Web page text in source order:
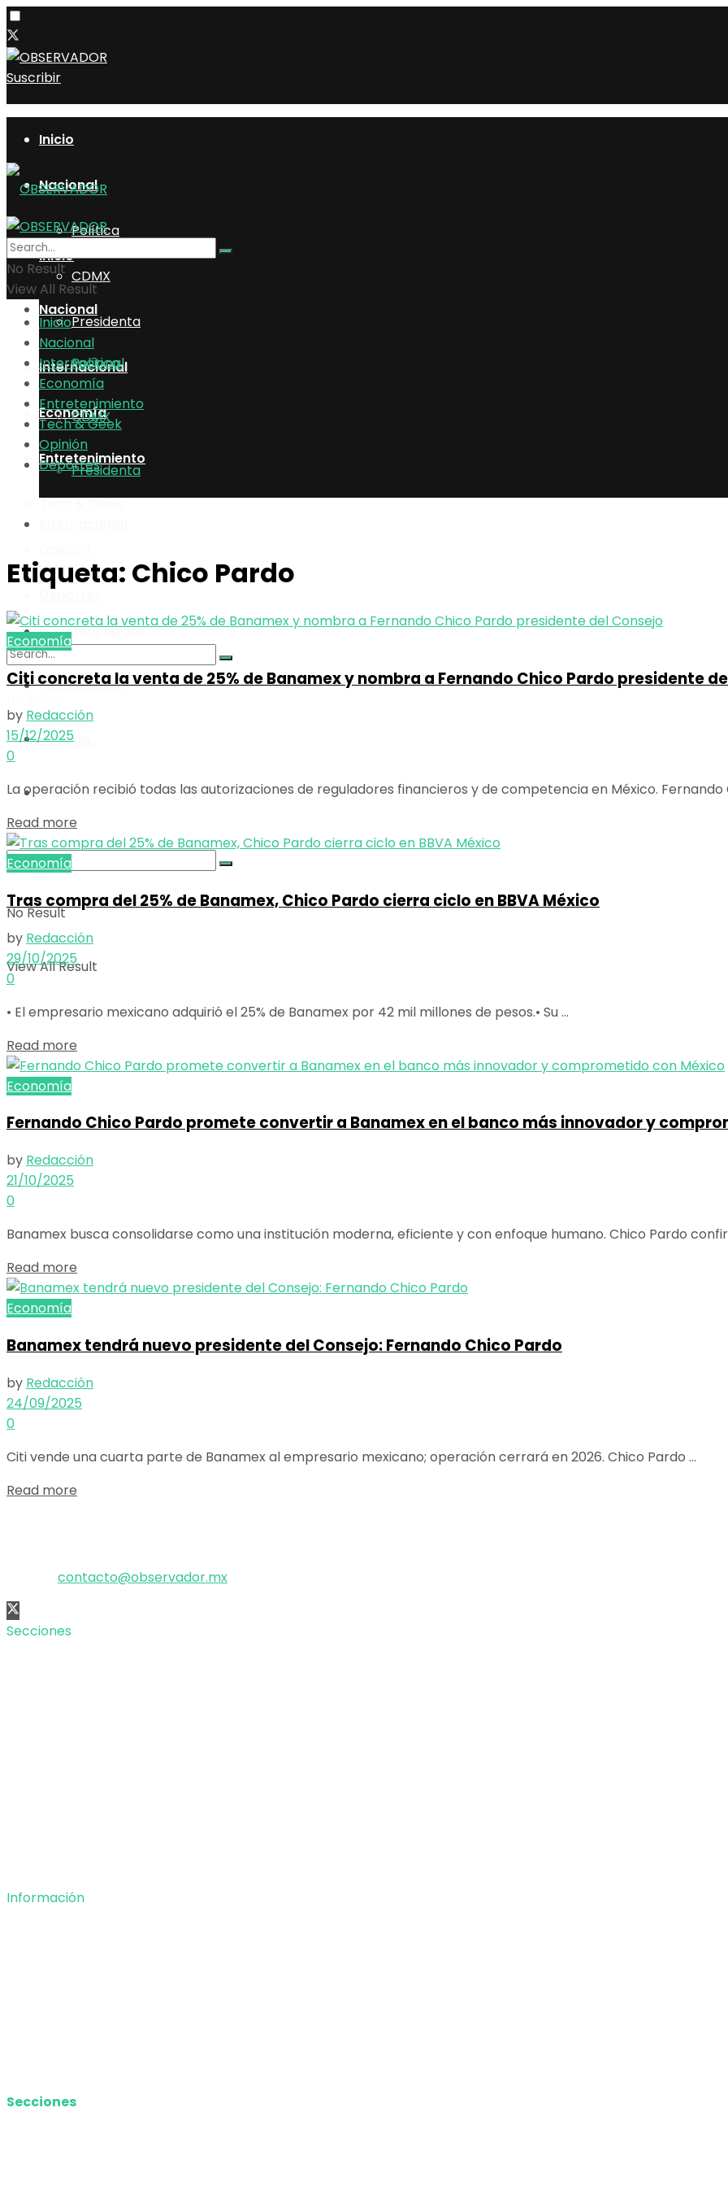
Suscribir
Inicio
Nacional
Política
CDMX
Presidenta
Internacional
Economía
Entretenimiento
Tech & Geek
Deportes
View All Result
Inicio
Nacional
Política
CDMX
Presidenta
Economía
Entretenimiento
Tech & Geek
Opinión
Deportes
No Result
View All Result
No Result
View All Result
Inicio
Nacional
Internacional
Economía
Entretenimiento
Tech & Geek
Opinión
Deportes
Etiqueta: Chico Pardo
Economía
Citi concreta la venta de 25% de Banamex y nombra a Fernando Chico Pardo presidente
by Redacción
15/12/2025
0
La operación recibió todas las autorizaciones de reguladores financieros y de competencia en México. Fernando
Read more
Economía
Tras compra del 25% de Banamex, Chico Pardo cierra ciclo en BBVA México
by Redacción
29/10/2025
0
• El empresario mexicano adquirió el 25% de Banamex por 42 mil millones de pesos.• Su ...
Read more
Economía
Fernando Chico Pardo promete convertir a Banamex en el banco más innovador y
by Redacción
21/10/2025
0
Banamex busca consolidarse como una institución moderna, eficiente y con enfoque humano. Chico Pardo
Read more
Economía
Banamex tendrá nuevo presidente del Consejo: Fernando Chico Pardo
by Redacción
24/09/2025
0
Citi vende una cuarta parte de Banamex al empresario mexicano; operación cerrará en 2026. Chico Pardo ...
Read more
contacto@observador.mx
Secciones
Información
Secciones